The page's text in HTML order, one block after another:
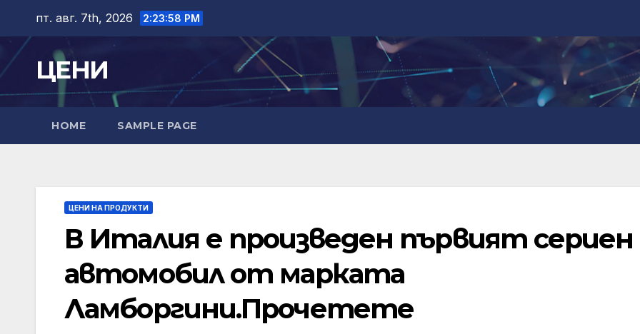
content
пт. авг. 7th, 2026 2:23:59 PM
ЦЕНИ
HOME SAMPLE PAGE
ЦЕНИ НА ПРОДУКТИ
В Италия е произведен първият сериен
автомобил от марката
Ламборгини.Прочетете